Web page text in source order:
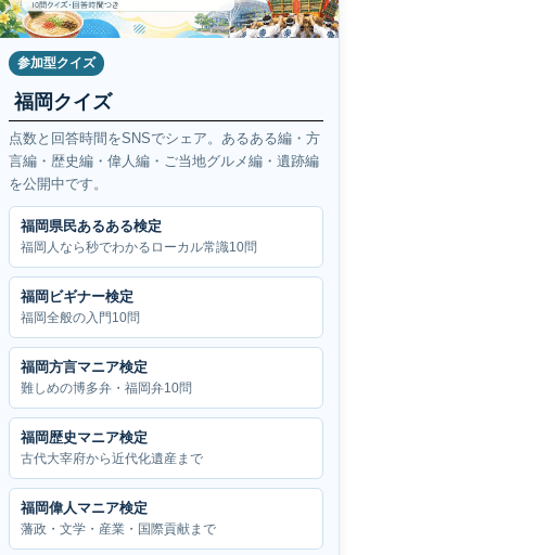
参加型クイズ
福岡クイズ
点数と回答時間をSNSでシェア。あるある編・方
言編・歴史編・偉人編・ご当地グルメ編・遺跡編
を公開中です。
福岡県民あるある検定
福岡人なら秒でわかるローカル常識10問
福岡ビギナー検定
福岡全般の入門10問
福岡方言マニア検定
難しめの博多弁・福岡弁10問
福岡歴史マニア検定
古代大宰府から近代化遺産まで
福岡偉人マニア検定
藩政・文学・産業・国際貢献まで